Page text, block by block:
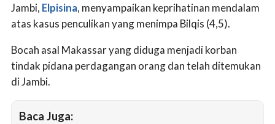
Jambi, Elpisina, menyampaikan keprihatinan mendalam
atas kasus penculikan yang menimpa Bilqis (4,5).
Bocah asal Makassar yang diduga menjadi korban
tindak pidana perdagangan orang dan telah ditemukan
di Jambi.
Baca Juga: